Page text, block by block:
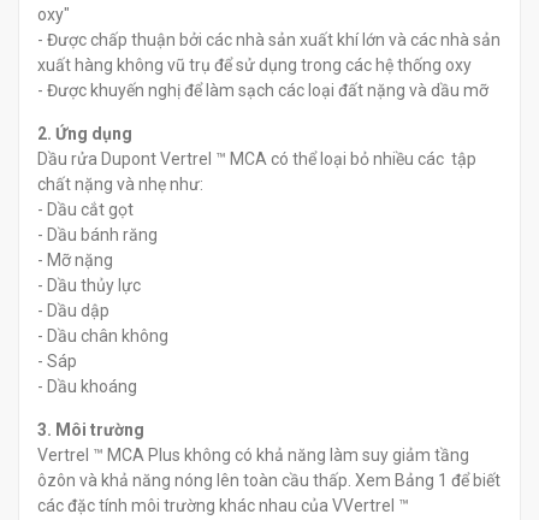
oxy"
- Được chấp thuận bởi các nhà sản xuất khí lớn và các nhà sản
xuất hàng không vũ trụ để sử dụng trong các hệ thống oxy
- Được khuyến nghị để làm sạch các loại đất nặng và dầu mỡ
2. Ứng dụng
Dầu rửa Dupont Vertrel ™ MCA có thể loại bỏ nhiều các tập
chất nặng và nhẹ như:
- Dầu cắt gọt
- Dầu bánh răng
- Mỡ nặng
- Dầu thủy lực
- Dầu dập
- Dầu chân không
- Sáp
- Dầu khoáng
3. Môi trường
Vertrel ™ MCA Plus không có khả năng làm suy giảm tầng
ôzôn và khả năng nóng lên toàn cầu thấp. Xem Bảng 1 để biết
các đặc tính môi trường khác nhau của VVertrel ™